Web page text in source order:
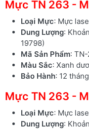
Mực TN 263 -
Loại Mực: Mực
Dung Lượng:
19798)
Mã Sản Phẩm:
Màu Sắc: Xanh
Bảo Hành: 12 tháng
Mực TN 263 -
Loại Mực: Mực
Dung Lượng: